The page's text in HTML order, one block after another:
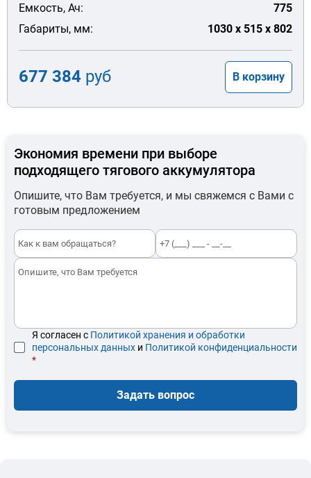
Емкость, Ач:
775
Габариты, мм:
1030 x 515 x 802
677 384 руб В корзину
Экономия времени при выборе
подходящего тягового аккумулятора
Опишите, что Вам требуется, и мы свяжемся с Вами с
готовым предложением
Я согласен с Политикой хранения и обработки
персональных данных и Политикой конфиденциальности
*
Задать вопрос